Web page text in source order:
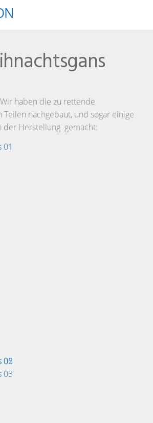
haben die zu rettende
Teilen nachgebaut, und sogar einige
der Herstellung gemacht: